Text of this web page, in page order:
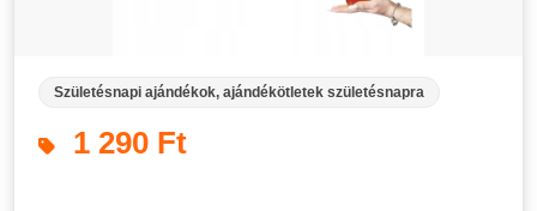
Születésnapi ajándékok, ajándékötletek születésnapra
1 290 Ft